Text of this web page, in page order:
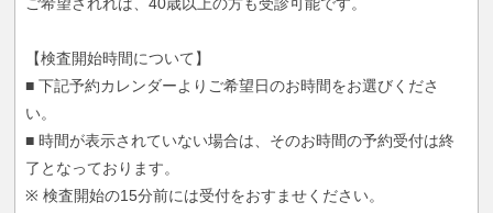
【検査開始時間について】
■ 下記予約カレンダーよりご希望日のお時間をお選びくださ
い。
■ 時間が表示されていない場合は、そのお時間の予約受付は終
了となっております。
※ 検査開始の15分前には受付をおすませください。